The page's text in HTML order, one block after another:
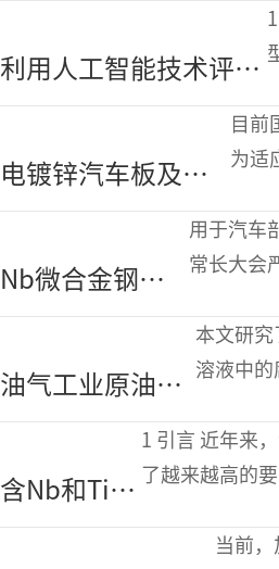
利用人工智能技术评估
高强度铁素体耐热钢管
道焊缝剩余寿命的方法
1 引言
电镀锌汽车板及高
端家电板关键工艺
技术与质量稳定的
研究
目前
为适
Nb微合金钢的
微观组织和异常
用于汽车
常长大会
油气工业原油生
产和运输用钢管
本文研究
溶液中
含Nb和Ti高
锰钢的热延
1 引言 近年来，汽车行业对降低燃油消耗，减少有害废气排放、提高乘客安全性提出
了越来越高的
当前